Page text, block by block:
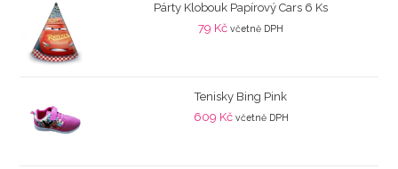
Párty Klobouk Papírový Cars 6 Ks
79 Kč včetně DPH
Tenisky Bing Pink
609 Kč včetně DPH